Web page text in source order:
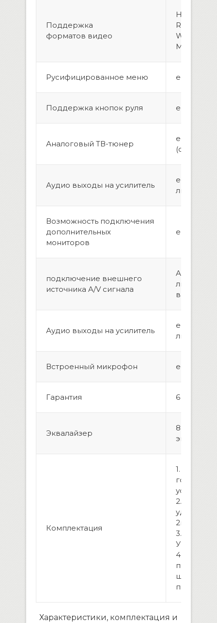
Поддержка
форматов видео
H.264/
RMVB, AVI,
WMV,
MOV,
Русифицированное меню есть
Поддержка кнопок руля есть
Аналоговый ТВ-тюнер
есть
Аудио выходы на усилитель
есть, пара
линейных
Возможность подключения
дополнительных
мониторов
eсть, 2 шт.
подключение внешнего
источника A/V сигнала
AUX
линейных,
видео)
Аудио выходы на усилитель
есть, пара
линейных
Встроенный микрофон есть
Гарантия 6 месяцев
Эквалайзер
8
Комплектация
1. Штатное
головное
2. USB-
2шт
3. Пульт Д/
4.
штатной
Характеристики, комплектация и